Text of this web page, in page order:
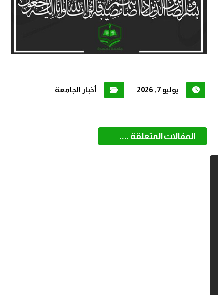
يوليو 7, 2026 أخبار الجامعة
المقالات المتعلقة ....